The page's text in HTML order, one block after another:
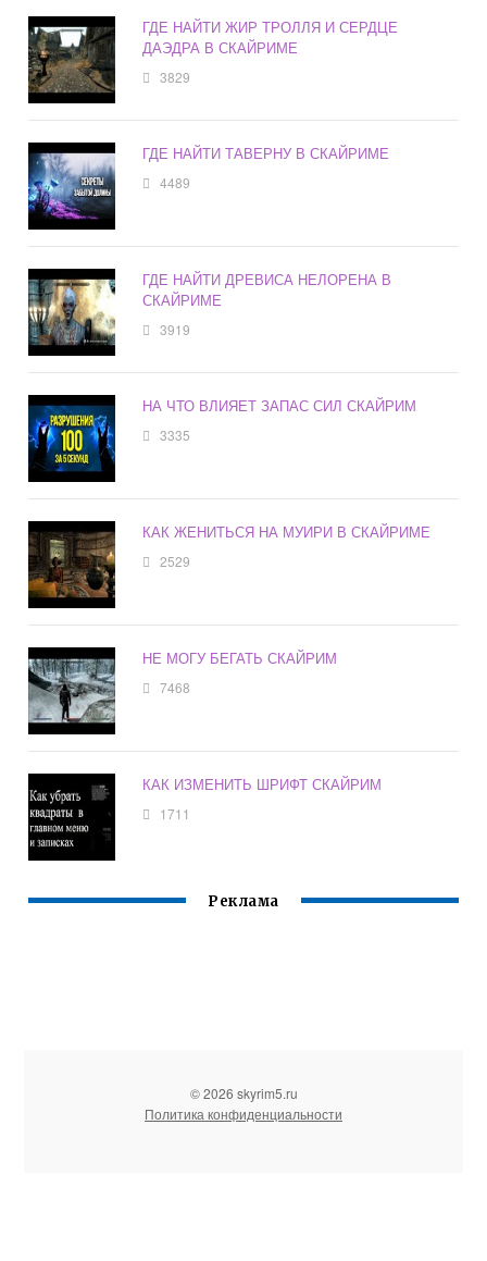
ГДЕ НАЙТИ ЖИР ТРОЛЛЯ И СЕРДЦЕ
ДАЭДРА В СКАЙРИМЕ
3829
ГДЕ НАЙТИ ТАВЕРНУ В СКАЙРИМЕ
4489
ГДЕ НАЙТИ ДРЕВИСА НЕЛОРЕНА В
СКАЙРИМЕ
3919
НА ЧТО ВЛИЯЕТ ЗАПАС СИЛ СКАЙРИМ
3335
КАК ЖЕНИТЬСЯ НА МУИРИ В СКАЙРИМЕ
2529
НЕ МОГУ БЕГАТЬ СКАЙРИМ
7468
КАК ИЗМЕНИТЬ ШРИФТ СКАЙРИМ
1711
Реклама
© 2026 skyrim5.ru
Политика конфиденциальности